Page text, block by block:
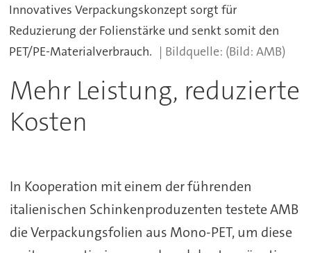
Innovatives Verpackungskonzept sorgt für
Reduzierung der Folienstärke und senkt somit den
PET/PE-Materialverbrauch.
(Bild: AMB)
Mehr Leistung, reduzierte
Kosten
In Kooperation mit einem der führenden
italienischen Schinkenproduzenten testete AMB
die Verpackungsfolien aus Mono-PET, um diese